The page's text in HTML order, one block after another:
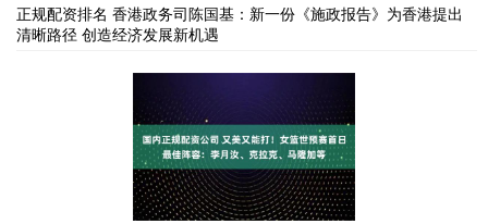
正规配资排名 香港政务司陈国基：新一份《施政报告》为香港提出
清晰路径 创造经济发展新机遇